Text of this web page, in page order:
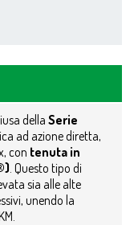
della Serie
ad azione diretta,
con tenuta in
. Questo tipo di
sia alle alte
unendo la